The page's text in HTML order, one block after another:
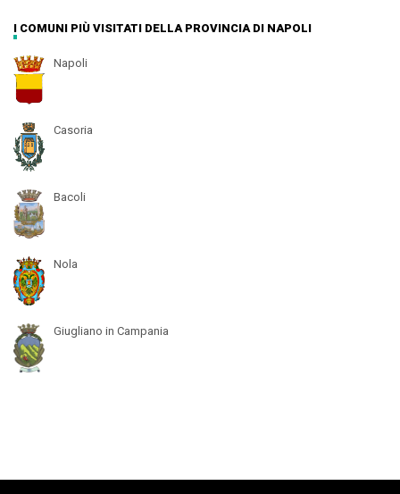
I COMUNI PIÙ VISITATI DELLA PROVINCIA DI NAPOLI
Napoli
Casoria
Bacoli
Nola
Giugliano in Campania